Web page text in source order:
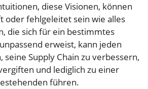
diese Visionen, können
oder fehlgeleitet sein wie alles
die sich für ein bestimmtes
erweist, kann jeden
seine Supply Chain zu verbessern,
und lediglich zu einer
führen.